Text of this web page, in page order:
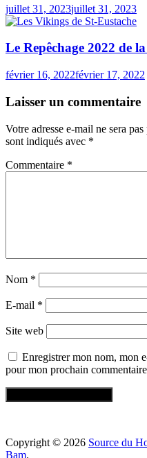
juillet 31, 2023juillet 31, 2023
Le Repêchage 2022 de
février 16, 2022février 17, 2022
Laisser un commentaire
Votre adresse e-mail ne sera
sont indiqués avec *
Commentaire *
Nom *
E-mail *
Site web
Enregistrer mon nom, mon
pour mon prochain
Copyright © 2026 Source du
Bam.